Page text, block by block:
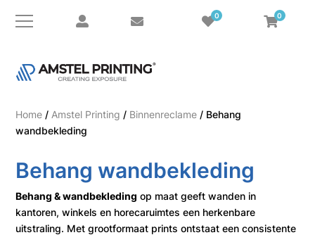
0 0
Home / Amstel Printing / Binnenreclame / Behang
wandbekleding
Behang wandbekleding
Behang & wandbekleding op maat geeft wanden in
kantoren, winkels en horecaruimtes een herkenbare
uitstraling. Met grootformaat prints ontstaat een consistente